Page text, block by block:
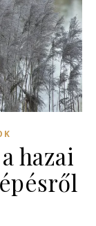
hazai